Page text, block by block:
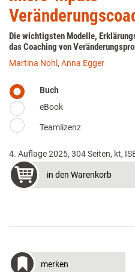
Die wichtigsten Modelle,
das Coaching von
Martina Nohl , Anna Egger
Buch
eBook
Teamlizenz
4. Auflage 2025, 304 Seiten, kt,
in den Warenkorb
merken